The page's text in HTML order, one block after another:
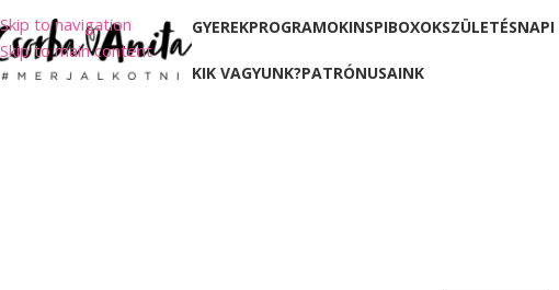
Skip to navigation
Skip to main content
GYEREKPROGRAMOKINSPIBOXOK
KIK VAGYUNK?PATRÓNUSAINK